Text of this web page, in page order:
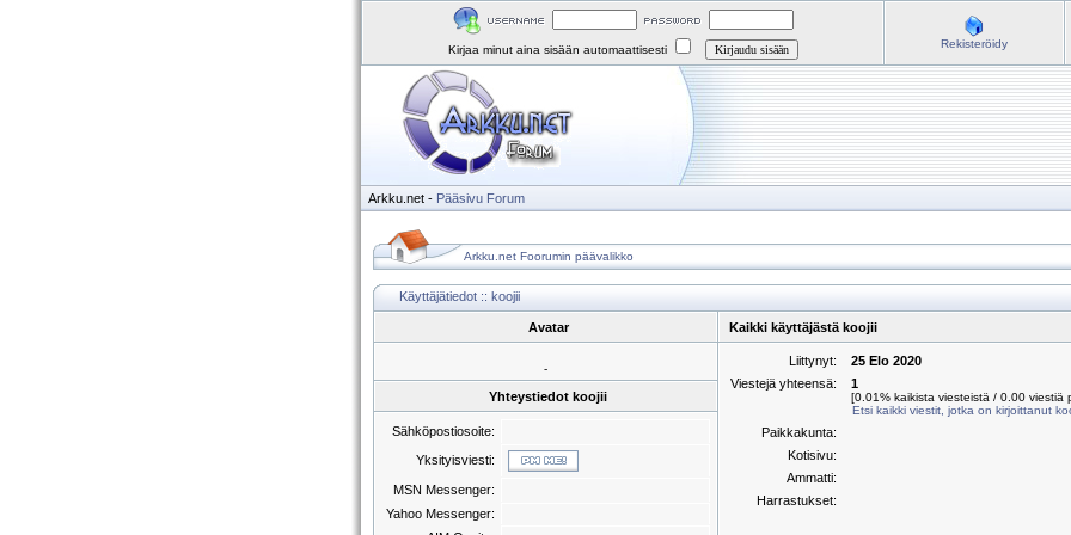
Kirjaa minut aina sisään automaattisesti Rekisteröidy
Arkku.net - Pääsivu Forum
Arkku.net Foorumin päävalikko
Käyttäjätiedot :: koojii
Avatar Kaikki käyttäjästä koojii
-
Liittynyt:
25 Elo 2020
Viestejä yhteensä:
1
[0.01% kaikista viesteistä / 0.00 viestiä
Etsi kaikki viestit, jotka on kirjoittanut
Paikkakunta:
Kotisivu:
Ammatti:
Harrastukset:
Yhteystiedot koojii
Sähköpostiosoite:
Yksityisviesti:
MSN Messenger:
Yahoo Messenger: